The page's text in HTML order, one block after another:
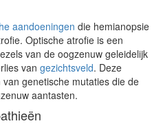
aandoeningen die hemianopsie
Optische atrofie is een
van de oogzenuw geleidelijk
van gezichtsveld. Deze
genetische mutaties die de
aantasten.